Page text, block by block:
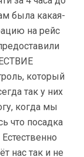
была какая-
на рейс
который
так у них
когда мы
что посадка
нас так и не